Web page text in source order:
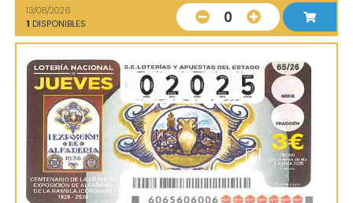
13/08/2026
1 DISPONIBLES 0